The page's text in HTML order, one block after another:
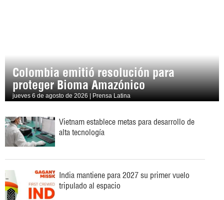
Colombia emitió resolución para
proteger Bioma Amazónico
jueves 6 de agosto de 2026 | Prensa Latina
Vietnam establece metas para desarrollo de
alta tecnología
India mantiene para 2027 su primer vuelo
tripulado al espacio